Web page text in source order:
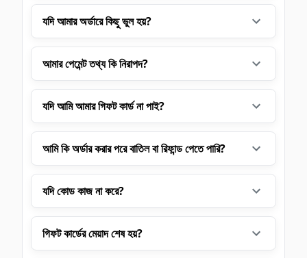
যদি আমার অর্ডারে কিছু ভুল হয়?
আমার পেমেন্ট তথ্য কি নিরাপদ?
যদি আমি আমার গিফট কার্ড না পাই?
আমি কি অর্ডার করার পরে বাতিল বা রিফান্ড পেতে পারি?
যদি কোড কাজ না করে?
গিফট কার্ডের মেয়াদ শেষ হয়?